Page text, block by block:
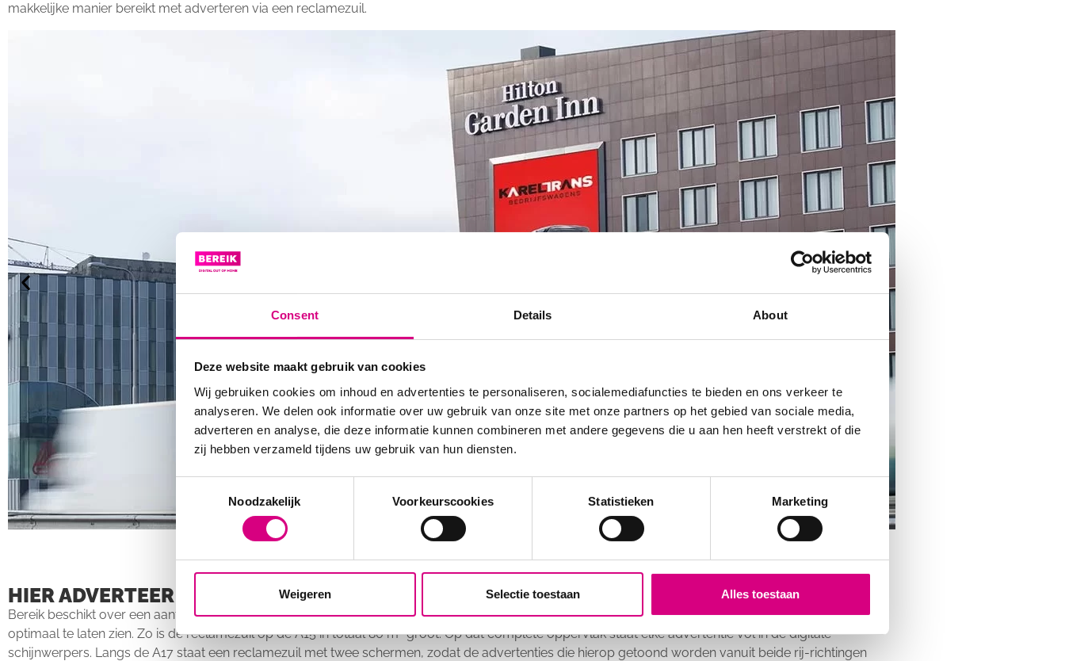
Consent Details About
Deze website maakt gebruik van cookies
Wij gebruiken cookies om inhoud en advertenties te personaliseren, socialemediafuncties te bieden en ons verkeer te
analyseren. We delen ook informatie over uw gebruik van onze site met onze partners op het gebied van sociale media,
adverteren en analyse, die deze informatie kunnen combineren met andere gegevens die u aan hen heeft verstrekt of die
zij hebben verzameld tijdens uw gebruik van hun diensten.
Noodzakelijk Voorkeurscookies Statistieken Marketing
Weigeren Selectie toestaan Alles toestaan
makkelijke manier bereikt met adverteren via een reclamezuil.
HIER ADVERTEER JE MET EEN RECLAMEZUIL
Bereik beschikt over een aantal strategisch opgestelde reclamezuilen langs de A15, de A17 en de A44. Allemaal met als doel om jouw advertentie
optimaal te laten zien. Zo is de reclamezuil op de A15 in totaal 80 m² groot. Op dat complete oppervlak staat elke advertentie vol in de digitale
schijnwerpers. Langs de A17 staat een reclamezuil met twee schermen, zodat de advertenties die hierop getoond worden vanuit beide rij-richtingen